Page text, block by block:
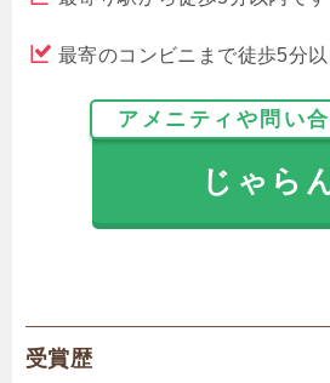
最寄のコンビニまで徒歩5分
アメニティや問い
じゃ
受賞歴